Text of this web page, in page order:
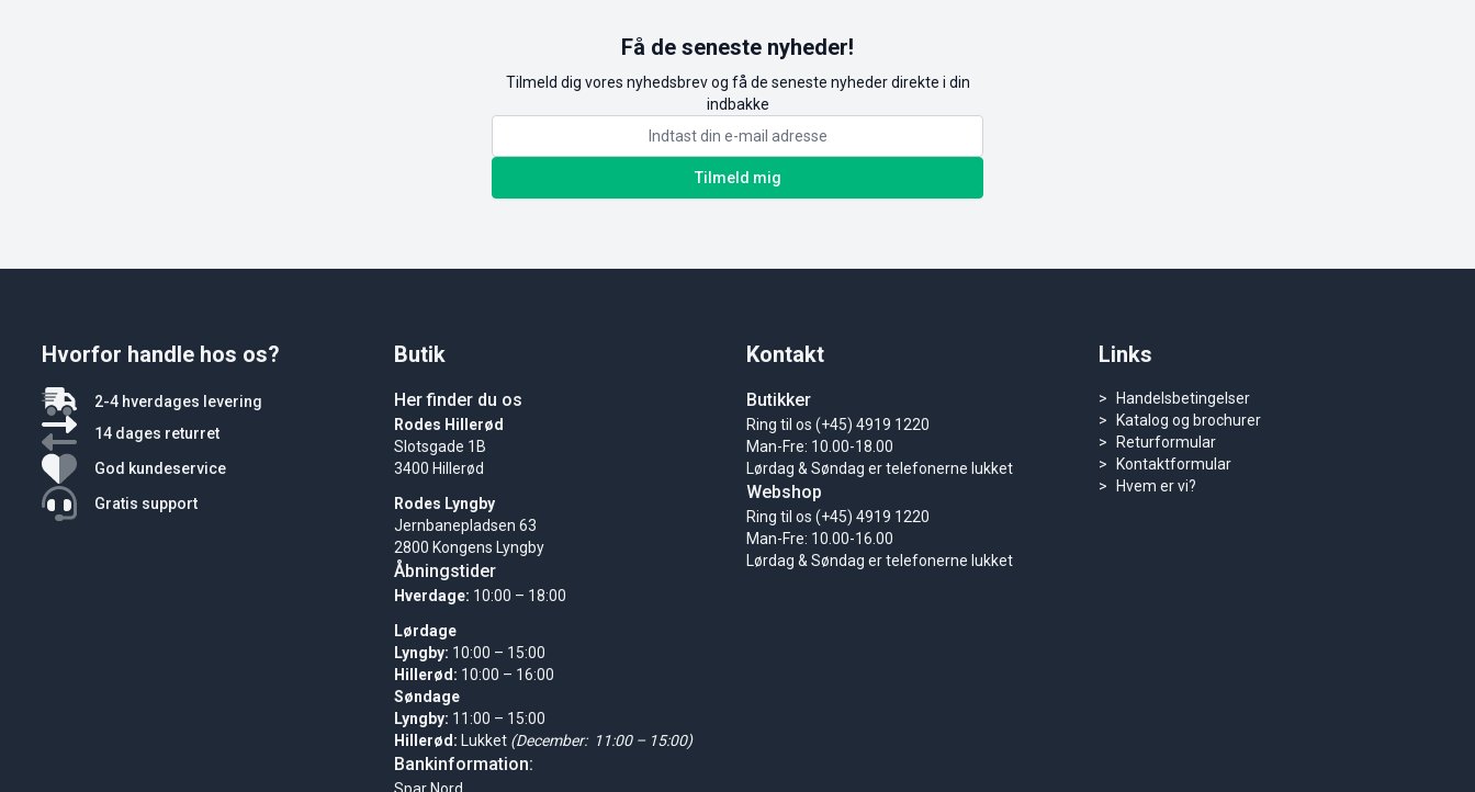
Få de seneste nyheder!
Tilmeld dig vores nyhedsbrev og få de seneste nyheder direkte i din
indbakke
Tilmeld mig
Butik
Her finder du os
Rodes Hillerød
Slotsgade 1B
3400 Hillerød
Rodes Lyngby
Jernbanepladsen 63
2800 Kongens Lyngby
Åbningstider
Hverdage: 10:00 – 18:00
Lørdage
Lyngby: 10:00 – 15:00
Hillerød: 10:00 – 16:00
Søndage
Lyngby: 11:00 – 15:00
Hillerød: Lukket (December: 11:00 – 15:00)
Bankinformation:
Kontakt
Butikker
Ring til os (+45) 4919 1220
Man-Fre: 10.00-18.00
Lørdag & Søndag er telefonerne lukket
Webshop
Ring til os (+45) 4919 1220
Man-Fre: 10.00-16.00
Lørdag & Søndag er telefonerne lukket
Links
Handelsbetingelser
Katalog og brochurer
Returformular
Kontaktformular
Hvem er vi?
Hvorfor handle hos os?
2-4 hverdages levering
14 dages returret
God kundeservice
Gratis support